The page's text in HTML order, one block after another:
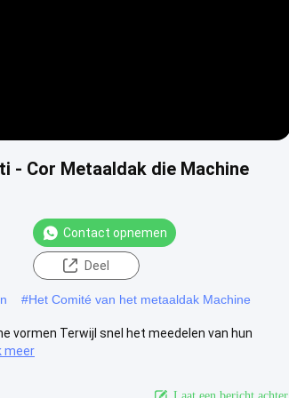
- Cor Metaaldak die Machine
Contact opnemen
Deel
#Het Comité van het metaaldak Machine
vormen Terwijl snel het meedelen van hun
meer
Laat een bericht achter.